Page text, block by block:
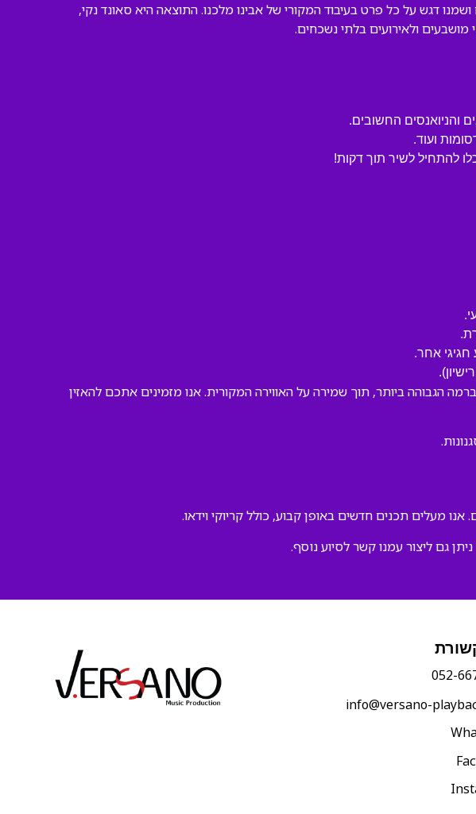
דגש על כל פרט בעיבוד המקורי של אבינו מלכנו. התוצאה היא סאונד נקי,
מושבעים ולאירועים בלתי נשכחים.
והניואנסים החשובים.
ועוד.
חגיגי אחר.
הגבוהה ביותר, תוך שמירה על האווירה המקורית. אנו מזמינים אתכם להאזין
אנו מעלים תכנים חדשים באופן קבוע, כולל קריוקי וידאו.
גם ליצור עמנו קשר לסיוע נוסף.
052-
‫info@versano-